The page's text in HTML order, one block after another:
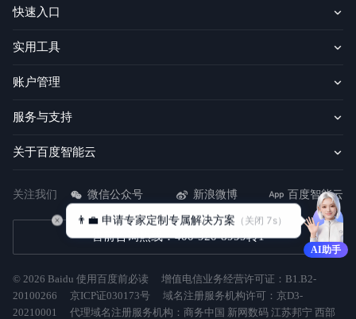
快速入口
实用工具
账户管理
服务与支持
关于百度智能云
关注我们 微信公众号 新浪微博 百度智能云
售前咨询热线：400-920-8999转1
© 2026 Baidu 使用百度前必读
增值电信业务经营许可证：B1.B2-
20100266
京ICP证030173号
域名注册服务机构许可：京D3-
20210001
代理域名注册服务机构：商务中国 新网数码 江苏邦宁 西部
AI助手
👨‍💼 申请专家定制专属解决方案 （关闭 7s）